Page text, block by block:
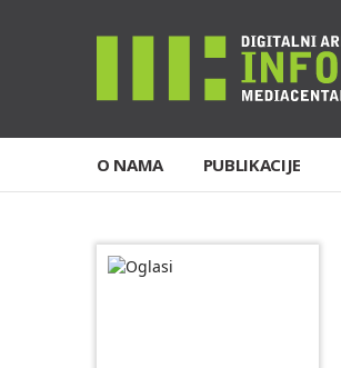
O NAMA PUBLIKACIJE